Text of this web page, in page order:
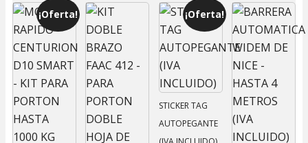
¡Oferta! ¡Oferta!
STICKER TAG
AUTOPEGANTE